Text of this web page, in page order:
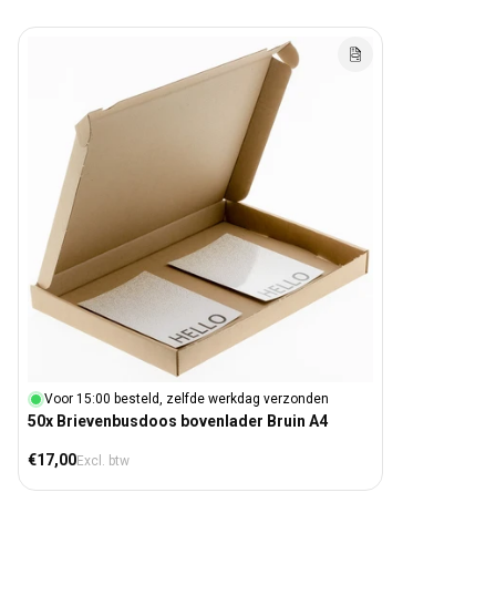
Voor 15:00 besteld, zelfde werkdag verzonden
50x Brievenbusdoos bovenlader Bruin A4
Normale prijs
€17,00Excl. btw